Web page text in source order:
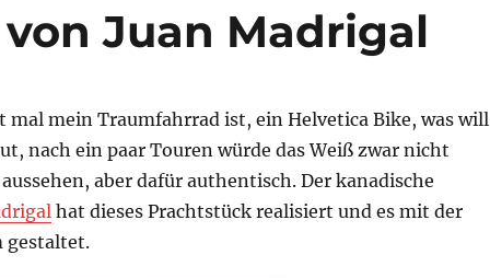
Juan Madrigal
mal mein Traumfahrrad ist, ein Helvetica Bike, was will
nach ein paar Touren würde das Weiß zwar nicht
aber dafür authentisch. Der kanadische
hat dieses Prachtstück realisiert und es mit der
gestaltet.